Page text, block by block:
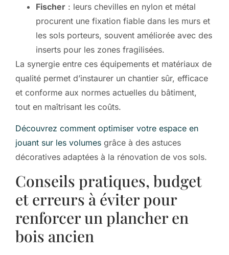
Fischer : leurs chevilles en nylon et métal
procurent une fixation fiable dans les murs et
les sols porteurs, souvent améliorée avec des
inserts pour les zones fragilisées.
La synergie entre ces équipements et matériaux de
qualité permet d’instaurer un chantier sûr, efficace
et conforme aux normes actuelles du bâtiment,
tout en maîtrisant les coûts.
Découvrez comment optimiser votre espace en
jouant sur les volumes grâce à des astuces
décoratives adaptées à la rénovation de vos sols.
Conseils pratiques, budget
et erreurs à éviter pour
renforcer un plancher en
bois ancien